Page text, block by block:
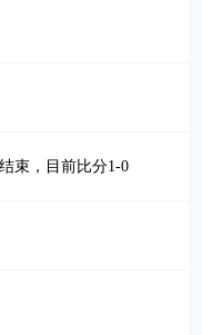
束，目前比分1-0